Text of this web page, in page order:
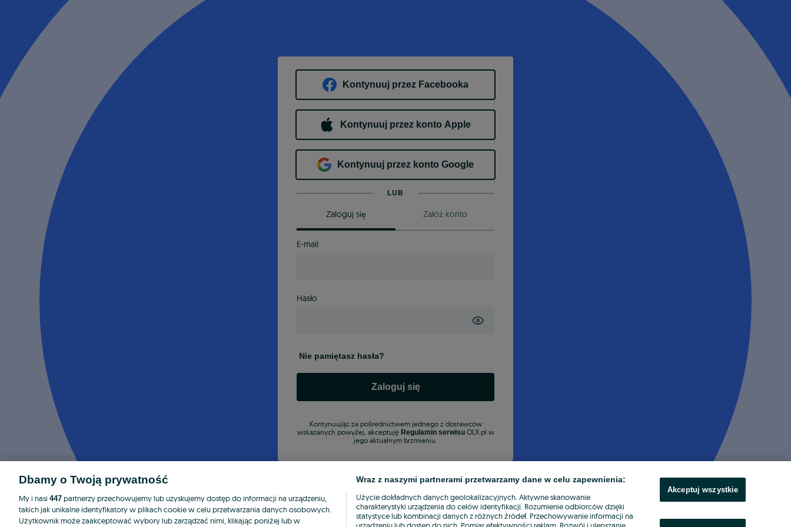
Kontynuuj przez Facebooka
Kontynuuj przez konto Apple
Kontynuuj przez konto Google
LUB
Zaloguj się Załóż konto
E-mail
Hasło
Nie pamiętasz hasła?
Zaloguj się
Kontynuując za pośrednictwem jednego z dostawców
wskazanych powyżej, akceptuję Regulamin serwisuOLX.pl w
jego aktualnym brzmieniu.
Dbamy o Twoją prywatność
My i nasi 447 partnerzy przechowujemy lub uzyskujemy dostęp do informacji na urządzeniu,
takich jak unikalne identyfikatory w plikach cookie w celu przetwarzania danych osobowych.
Użytkownik może zaakceptować wybory lub zarządzać nimi, klikając poniżej lub w
Wraz z naszymi partnerami przetwarzamy dane w celu zapewnienia:
Użycie dokładnych danych geolokalizacyjnych. Aktywne skanowanie
charakterystyki urządzenia do celów identyfikacji. Rozumienie odbiorców dzięki
statystyce lub kombinacji danych z różnych źródeł. Przechowywanie informacji na
Akceptuj wszystkie